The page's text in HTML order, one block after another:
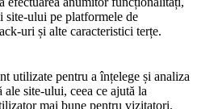
site-ului pe platformele de
uri și alte caracteristici terțe.
utilizate pentru a înțelege și analiza
site-ului, ceea ce ajută la
mai bune pentru vizitatori.